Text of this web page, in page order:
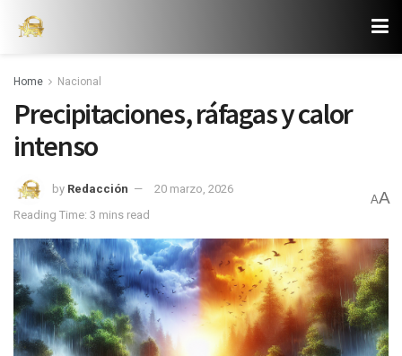
Home Nacional
Precipitaciones, ráfagas y calor
intenso
by Redacción
20 marzo, 2026
Reading Time: 3 mins read
AA